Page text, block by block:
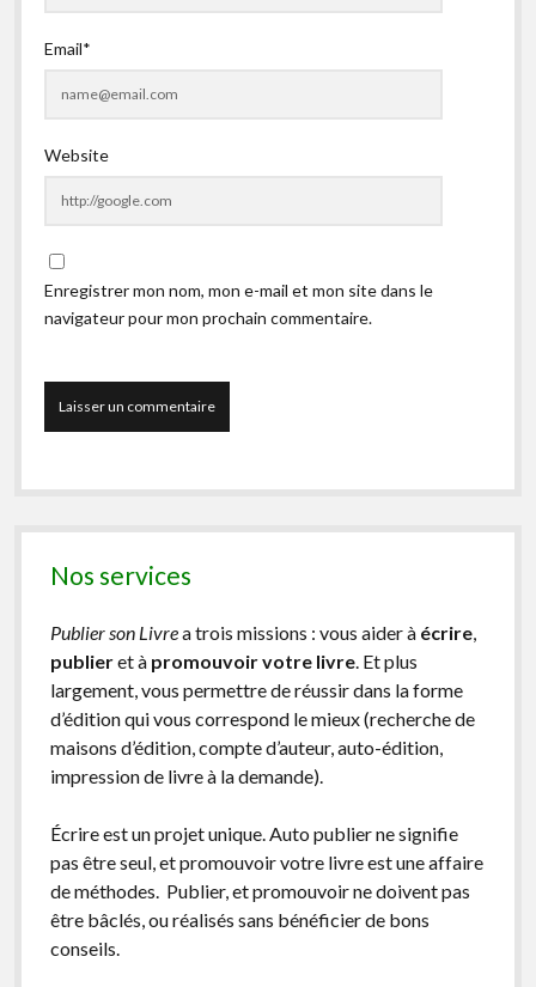
Email*
Website
Enregistrer mon nom, mon e-mail et mon site dans le
navigateur pour mon prochain commentaire.
Nos services
Publier son Livrea trois missions : vous aider à écrire,
publieret à promouvoir votre livre. Et plus
largement, vous permettre de réussir dans la forme
d’édition qui vous correspond le mieux (recherche de
maisons d’édition, compte d’auteur, auto-édition,
impression de livre à la demande).
Écrire est un projet unique. Auto publier ne signifie
pas être seul, et promouvoir votre livre est une affaire
de méthodes. Publier, et promouvoir ne doivent pas
être bâclés, ou réalisés sans bénéficier de bons
conseils.